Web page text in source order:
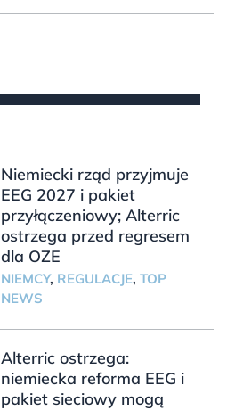
Niemiecki rząd przyjmuje
EEG 2027 i pakiet
przyłączeniowy; Alterric
ostrzega przed regresem
dla OZE
NIEMCY, REGULACJE, TOP
NEWS
Alterric ostrzega:
niemiecka reforma EEG i
pakiet sieciowy mogą